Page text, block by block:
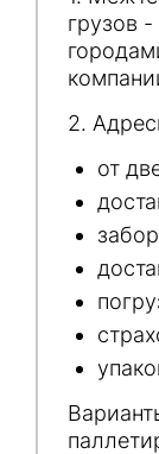
грузов
2.
от